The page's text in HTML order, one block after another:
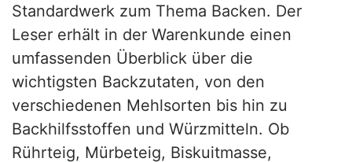
Standardwerk zum Thema Backen. Der
Leser erhält in der Warenkunde einen
umfassenden Überblick über die
wichtigsten Backzutaten, von den
verschiedenen Mehlsorten bis hin zu
Backhilfsstoffen und Würzmitteln. Ob
Rührteig, Mürbeteig, Biskuitmasse,